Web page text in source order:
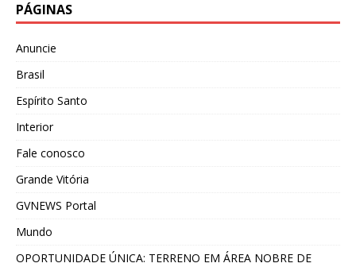
PÁGINAS
Anuncie
Brasil
Espírito Santo
Interior
Fale conosco
Grande Vitória
GVNEWS Portal
Mundo
OPORTUNIDADE ÚNICA: TERRENO EM ÁREA NOBRE DE